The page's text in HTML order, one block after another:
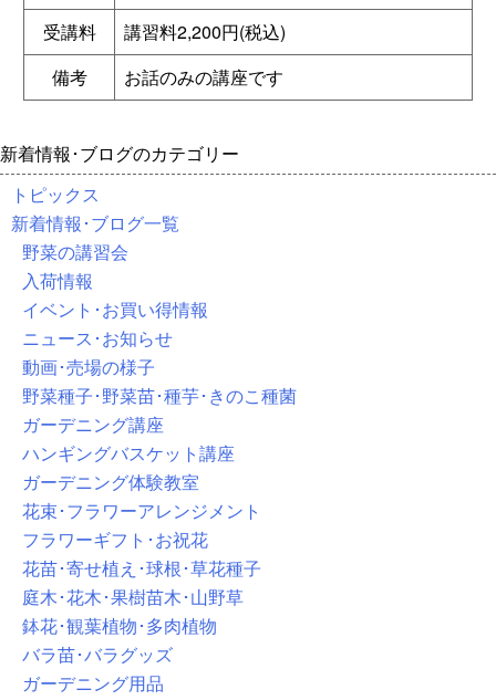
受講料
講習料2,200円(税込)
備考
お話のみの講座です
新着情報･ブログのカテゴリー
トピックス
新着情報･ブログ一覧
野菜の講習会
入荷情報
イベント･お買い得情報
ニュース･お知らせ
動画･売場の様子
野菜種子･野菜苗･種芋･きのこ種菌
ガーデニング講座
ハンギングバスケット講座
ガーデニング体験教室
花束･フラワーアレンジメント
フラワーギフト･お祝花
花苗･寄せ植え･球根･草花種子
庭木･花木･果樹苗木･山野草
鉢花･観葉植物･多肉植物
バラ苗･バラグッズ
ガーデニング用品